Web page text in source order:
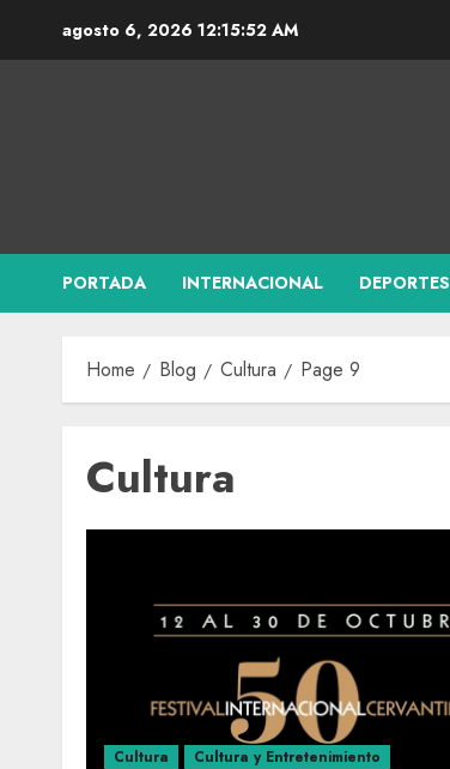
agosto 6, 2026 12:15:52 AM
PORTADA INTERNACIONAL DEPORTES
Home Blog Cultura Page 9
Cultura
Cultura
Cultura y Entretenimiento